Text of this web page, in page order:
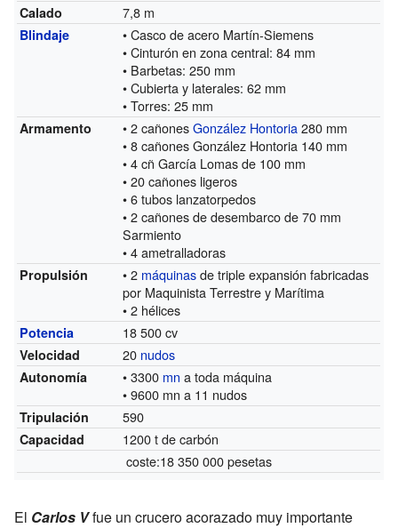
Calado 7,8 m
Blindaje
• Casco de acero Martín-Siemens
• Cinturón en zona central: 84 mm
• Barbetas: 250 mm
• Cubierta y laterales: 62 mm
• Torres: 25 mm
Armamento • 2 cañonesGonzález Hontoria280 mm
• 8 cañones González Hontoria 140 mm
• 4 cñ García Lomas de 100 mm
• 20 cañones ligeros
• 6 tubos lanzatorpedos
• 2 cañones de desembarco de 70 mm
Sarmiento
• 4 ametralladoras
Propulsión • 2 máquinasde triple expansión fabricadas
por Maquinista Terrestre y Marítima
• 2 hélices
Potencia 18 500 cv
Velocidad 20 nudos
Autonomía • 3300 mn a toda máquina
• 9600 mn a 11 nudos
Tripulación 590
Capacidad
1200 t de carbón
coste:18 350 000 pesetas
El Carlos Vfue un crucero acorazado muy importante